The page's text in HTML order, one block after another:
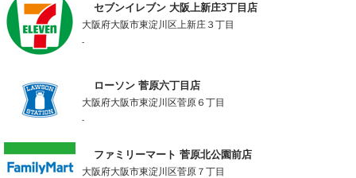
セブンイレブン 大阪上新庄3丁目店
大阪府大阪市東淀川区上新庄３丁目
-
ローソン 菅原六丁目店
大阪府大阪市東淀川区菅原６丁目
-
ファミリーマート 菅原北公園前店
大阪府大阪市東淀川区菅原７丁目